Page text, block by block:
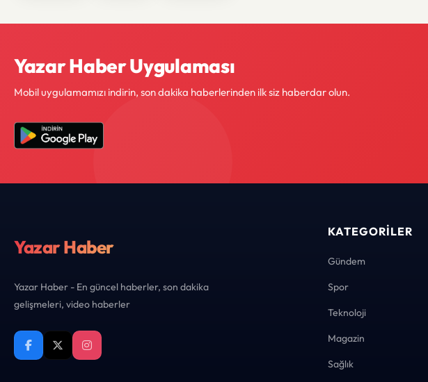
Yazar Haber Uygulaması
Mobil uygulamamızı indirin, son dakika haberlerinden ilk siz haberdar olun.
Yazar Haber
Yazar Haber - En güncel haberler, son dakika
gelişmeleri, video haberler
KATEGORILER
Gündem
Spor
Teknoloji
Magazin
Sağlık